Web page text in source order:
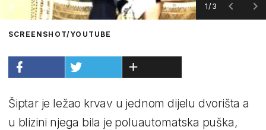
1/3
SCREENSHOT/YOUTUBE
Šiptar je ležao krvav u jednom dijelu dvorišta a
u blizini njega bila je poluautomatska puška,